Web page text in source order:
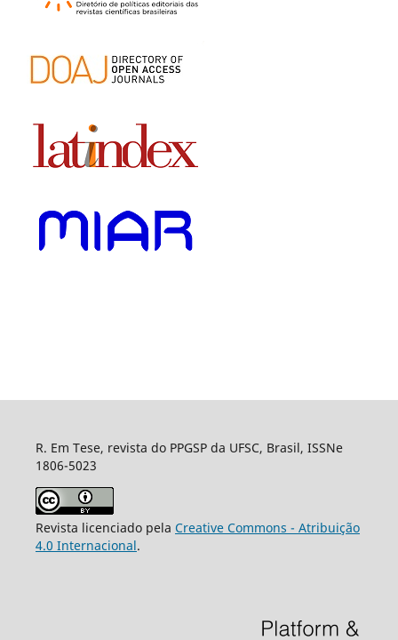
R. Em Tese, revista do PPGSP da UFSC, Brasil, ISSNe
1806-5023
Revista licenciado pela Creative Commons - Atribuição
4.0 Internacional.